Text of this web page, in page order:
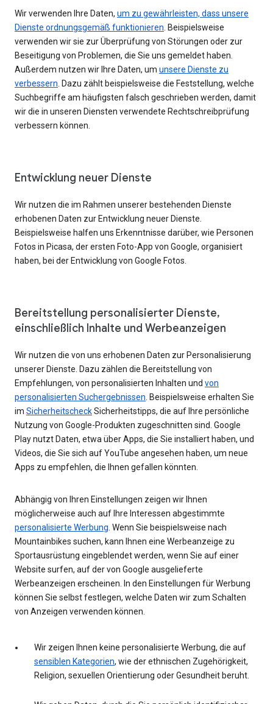
Wir verwenden Ihre Daten, um zu gewährleisten, dass unsere
Dienste ordnungsgemäß funktionieren . Beispielsweise
verwenden wir sie zur Überprüfung von Störungen oder zur
Beseitigung von Problemen, die Sie uns gemeldet haben.
Außerdem nutzen wir Ihre Daten, um unsere Dienste zu
verbessern . Dazu zählt beispielsweise die Feststellung, welche
Suchbegriffe am häufigsten falsch geschrieben werden, damit
wir die in unseren Diensten verwendete Rechtschreibprüfung
verbessern können.
Entwicklung neuer Dienste
Wir nutzen die im Rahmen unserer bestehenden Dienste
erhobenen Daten zur Entwicklung neuer Dienste.
Beispielsweise halfen uns Erkenntnisse darüber, wie Personen
Fotos in Picasa, der ersten Foto-App von Google, organisiert
haben, bei der Entwicklung von Google Fotos.
Bereitstellung personalisierter Dienste,
einschließlich Inhalte und Werbeanzeigen
Wir nutzen die von uns erhobenen Daten zur Personalisierung
unserer Dienste. Dazu zählen die Bereitstellung von
Empfehlungen, von personalisierten Inhalten und von
personalisierten Suchergebnissen . Beispielsweise erhalten Sie
im SicherheitscheckSicherheitstipps, die auf Ihre persönliche
Nutzung von Google-Produkten zugeschnitten sind. Google
Play nutzt Daten, etwa über Apps, die Sie installiert haben, und
Videos, die Sie sich auf YouTube angesehen haben, um neue
Apps zu empfehlen, die Ihnen gefallen könnten.
Abhängig von Ihren Einstellungen zeigen wir Ihnen
möglicherweise auch auf Ihre Interessen abgestimmte
personalisierte Werbung . Wenn Sie beispielsweise nach
Mountainbikes suchen, kann Ihnen eine Werbeanzeige zu
Sportausrüstung eingeblendet werden, wenn Sie auf einer
Website surfen, auf der von Google ausgelieferte
Werbeanzeigen erscheinen. In den Einstellungen für Werbung
können Sie selbst festlegen, welche Daten wir zum Schalten
von Anzeigen verwenden können.
Wir zeigen Ihnen keine personalisierte Werbung, die auf
sensiblen Kategorien, wie der ethnischen Zugehörigkeit,
Religion, sexuellen Orientierung oder Gesundheit beruht.